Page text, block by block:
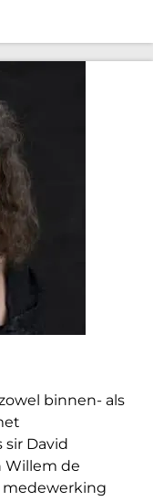
binnen- als
David
Willem de
medewerking